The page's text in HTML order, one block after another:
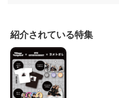
紹介されている特集